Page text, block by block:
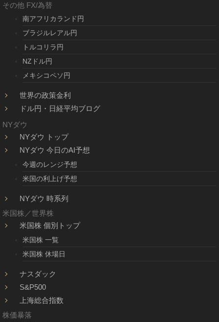
その他 FX/為替
南アフリカランド円
ブラジルレアル円
トルコリラ円
NZドル円
メキシコペソ円
世界の政策金利
ドル円・日経平均ブログ
NYダウ
NYダウ トップ
NYダウ 今日のAI予想
今週のレンジ予想
米国の利上げ予想
NYダウ 時系列
米国株／世界株
米国株 個別トップ
米国株 一覧
米国株 休場日
ナスダック
S&P500
上海総合指数
株価暴落